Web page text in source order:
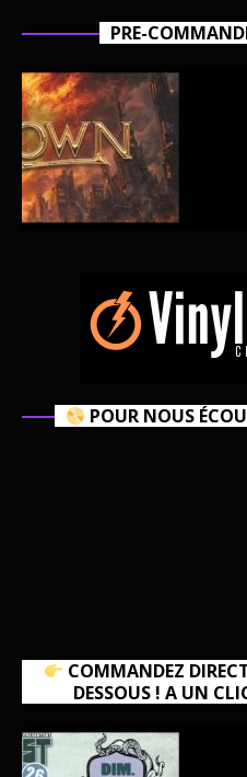
PRE-
POUR NOUS
COMMANDEZ
DESSOUS ! A UN